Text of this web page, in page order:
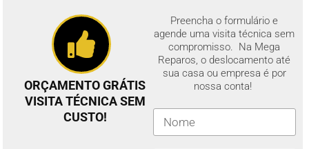
ORÇAMENTO GRÁTIS
VISITA TÉCNICA SEM
CUSTO!
Preencha o formulário e
agende uma visita técnica sem
compromisso. Na Mega
Reparos, o deslocamento até
sua casa ou empresa é por
nossa conta!